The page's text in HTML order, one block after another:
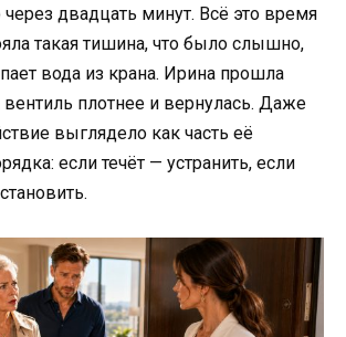
через двадцать минут. Всё это время
такая тишина, что было слышно,
вода из крана. Ирина прошла
вентиль плотнее и вернулась. Даже
выглядело как часть её
если течёт — устранить, если